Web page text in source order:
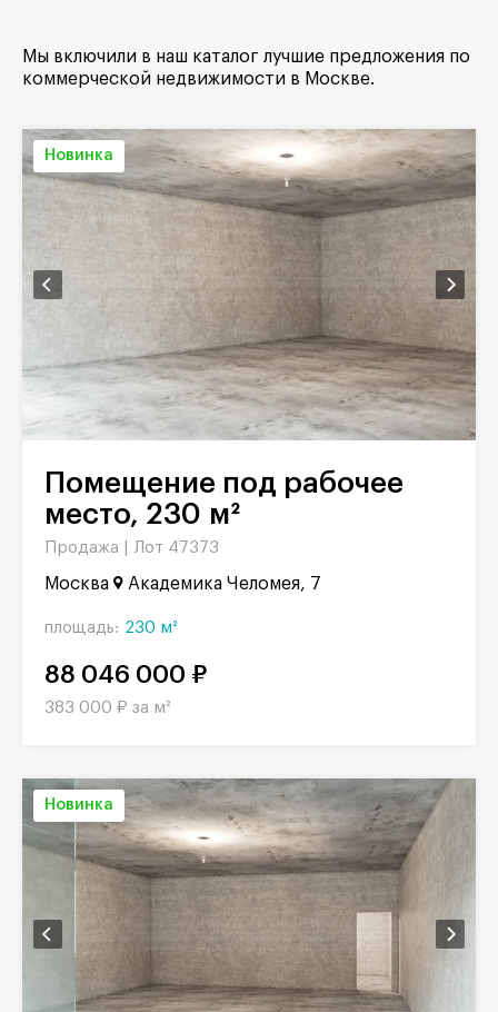
Мы включили в наш каталог лучшие предложения по
коммерческой недвижимости в Москве.
Новинка
Помещение под рабочее
место, 230 м²
Продажа | Лот 47373
Москва Академика Челомея, 7
площадь: 230 м²
88 046 000 ₽
383 000 ₽ за м²
Новинка